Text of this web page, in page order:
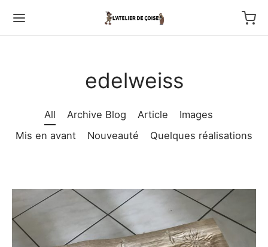
edelweiss
All Archive Blog Article
Images
Mis en avant
Nouveauté Quelques réalisations